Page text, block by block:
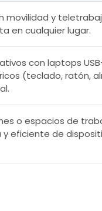
movilidad y
en cualquier lugar.
con laptops
(teclado, ratón,
o espacios de
y eficiente de